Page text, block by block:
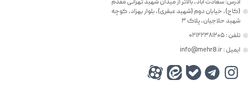
آدرس: سعادت آباد، بالاتر از میدان شهید تهرانی مقدم
(کاج)، خیابان دوم (شهید عبقری)، بلوار بهزاد، کوچه
شهید حلاجیان، پلاک ۳
تلفن : ۰۲۱۲۲۳۸۱۲۰۵
ایمیل : info@mehr8.ir